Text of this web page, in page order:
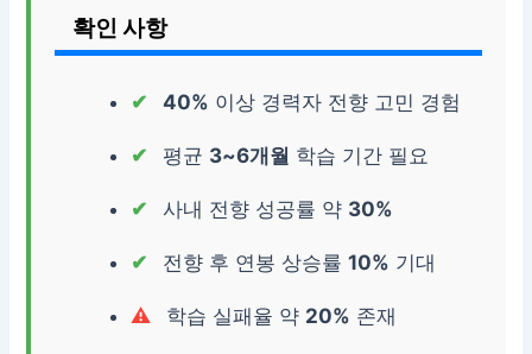
확인 사항
40% 이상 경력자 전향 고민 경험
평균 3~6개월 학습 기간 필요
사내 전향 성공률 약 30%
전향 후 연봉 상승률10% 기대
학습 실패율 약 20% 존재